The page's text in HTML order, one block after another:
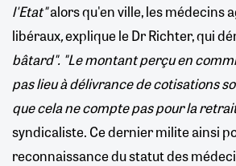
l'Etat"alors qu'en ville, les médecins
libéraux,explique le Dr Richter, qui
bâtard". "Le montant perçu en
pas lieu à délivrance de cotisations
que cela ne compte pas pour la
syndicaliste. Ce dernier milite ainsi
reconnaissance du statut des